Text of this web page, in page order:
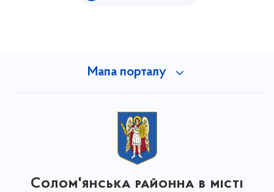
Мапа порталу
Солом'янська районна в місті